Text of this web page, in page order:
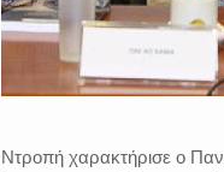
Ντροπή χαρακτήρισε ο